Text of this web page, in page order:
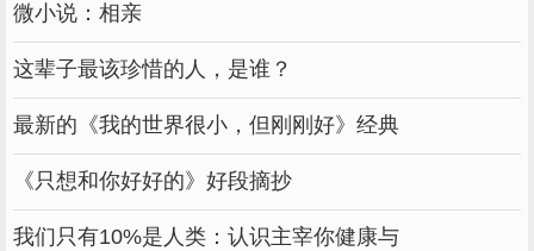
真正有修养的人会理解别人的困难，避免那些会
让别人感到尴尬和悲伤的话题，而不是为自己的
愚蠢辩护。
说话从不在乎别人感受的人，其实并不诚实坦
率。他们真的很愚蠢，不礼貌。
所以，在他们下次说什么伤害你之前，先黑他
​微小说：相亲
这辈子最该珍惜的人，是谁？
最新的《我的世界很小，但刚刚好》经典
《只想和你好好的》好段摘抄
我们只有10%是人类：认识主宰你健康与